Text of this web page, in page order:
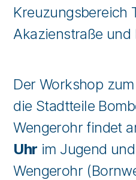
Kreuzungsbereich
Akazienstraße und
Der Workshop
die Stadtteile
Wengerohr findet
Uhr im Jugend
Wengerohr